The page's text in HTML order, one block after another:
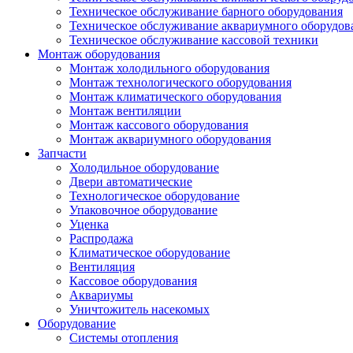
Техническое обслуживание барного оборудования
Техническое обслуживание аквариумного
Техническое обслуживание кассовой техники
Монтаж оборудования
Монтаж холодильного оборудования
Монтаж технологического оборудования
Монтаж климатического оборудования
Монтаж вентиляции
Монтаж кассового оборудования
Монтаж аквариумного оборудования
Запчасти
Холодильное оборудование
Двери автоматические
Технологическое оборудование
Упаковочное оборудование
Уценка
Распродажа
Климатическое оборудование
Вентиляция
Кассовое оборудования
Аквариумы
Уничтожитель насекомых
Оборудование
Системы отопления